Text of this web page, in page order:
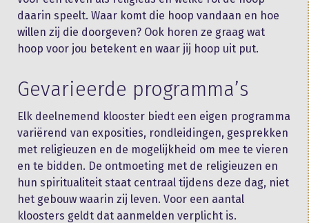
daarin speelt. Waar komt die hoop vandaan en hoe
willen zij die doorgeven? Ook horen ze graag wat
hoop voor jou betekent en waar jij hoop uit put.
Gevarieerde programma’s
Elk deelnemend klooster biedt een eigen programma
variërend van exposities, rondleidingen, gesprekken
met religieuzen en de mogelijkheid om mee te vieren
en te bidden. De ontmoeting met de religieuzen en
hun spiritualiteit staat centraal tijdens deze dag, niet
het gebouw waarin zij leven. Voor een aantal
kloosters geldt dat aanmelden verplicht is.